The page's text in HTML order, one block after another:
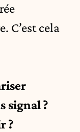
C’est cela
signal ?
?